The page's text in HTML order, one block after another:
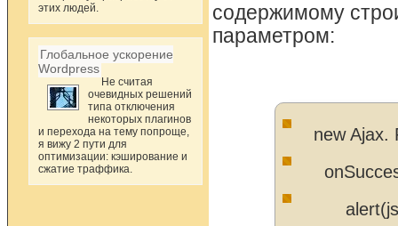
этих людей.
Глобальное ускорение
Wordpress
Не считая
очевидных решений
типа отключения
некоторых плагинов
и перехода на тему попроще,
я вижу 2 пути для
оптимизации: кэширование и
сжатие траффика.
содержимому
параметром:
new Ajax.